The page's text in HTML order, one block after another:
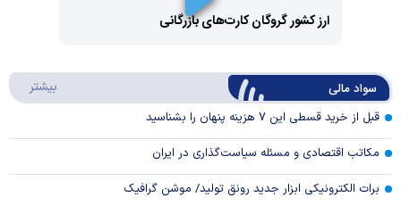
Video
Video
ارز کشور گروگان کارت‌های بازرگانی
سواد مالی بیشتر
قبل از خرید قسطی این ۷ هزینه پنهان را بشناسید
مکاتب اقتصادی و مسئله سیاست‌گذاری در ایران
برات الکترونیکی ابزار جدید رونق تولید/ موشن گرافیک